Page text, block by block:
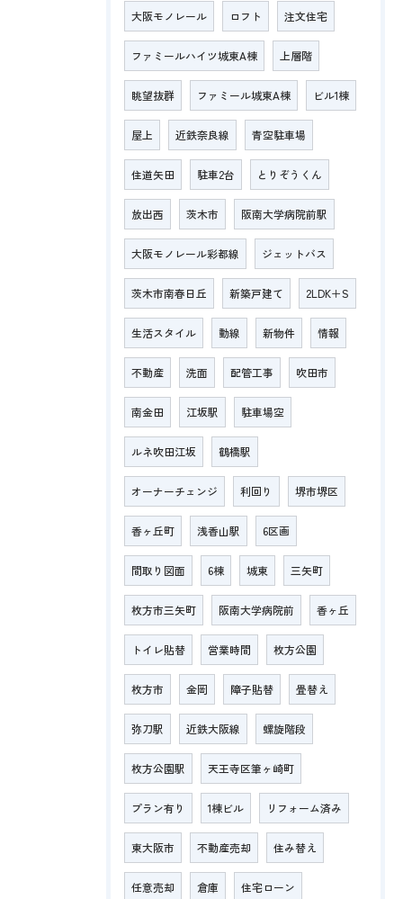
大阪モノレール ロフト 注文住宅
ファミールハイツ城東A棟 上層階
眺望抜群 ファミール城東A棟 ビル1棟
屋上 近鉄奈良線 青空駐車場
住道矢田 駐車2台 とりぞうくん
放出西 茨木市 阪南大学病院前駅
大阪モノレール彩都線 ジェットバス
茨木市南春日丘 新築戸建て 2LDK＋S
生活スタイル 動線 新物件 情報
不動産 洗面 配管工事 吹田市
南金田 江坂駅 駐車場空
ルネ吹田江坂 鶴橋駅
オーナーチェンジ 利回り 堺市堺区
香ヶ丘町 浅香山駅 6区画
間取り図面 6棟 城東 三矢町
枚方市三矢町 阪南大学病院前 香ヶ丘
トイレ貼替 営業時間 枚方公園
枚方市 金岡 障子貼替 畳替え
弥刀駅 近鉄大阪線 螺旋階段
枚方公園駅 天王寺区筆ヶ崎町
プラン有り 1棟ビル リフォーム済み
東大阪市 不動産売却 住み替え
任意売却 倉庫 住宅ローン